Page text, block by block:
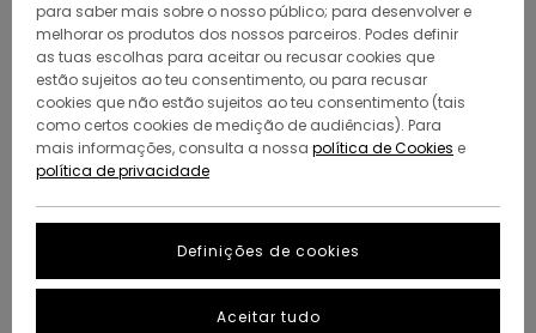
para saber mais sobre o nosso público; para desenvolver e
melhorar os produtos dos nossos parceiros. Podes definir
as tuas escolhas para aceitar ou recusar cookies que
estão sujeitos ao teu consentimento, ou para recusar
cookies que não estão sujeitos ao teu consentimento (tais
como certos cookies de medição de audiências). Para
mais informações, consulta a nossa política de Cookies e
política de privacidade
Definições de cookies
Aceitar tudo